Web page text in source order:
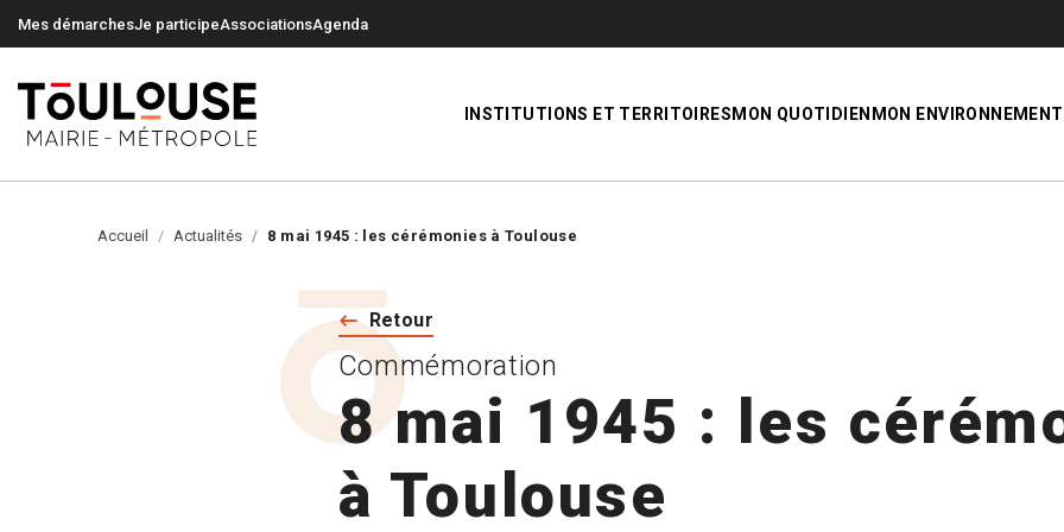
Mes démarchesJe participeAssociationsAgenda
INSTITUTIONS ET TERRITOIRES MON QUOTIDIEN MON ENVIRONNEMENT
Accueil Actualités 8 mai 1945 : les cérémonies à Toulouse
Retour
8 mai 1945 : les
à Toulouse
Commémoration